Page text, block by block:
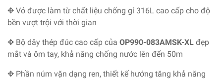
✥ Vỏ được làm từ chất liệu chống gỉ 316L cao cấp cho độ
bền vượt trội với thời gian
✥ Bộ dây thép đúc cao cấp của OP990-083AMSK-XL đẹp
mắt và ôm tay, khả năng chống nước lên đến 50m
✥ Phần núm vặn dạng ren, thiết kế hướng tăng khả năng